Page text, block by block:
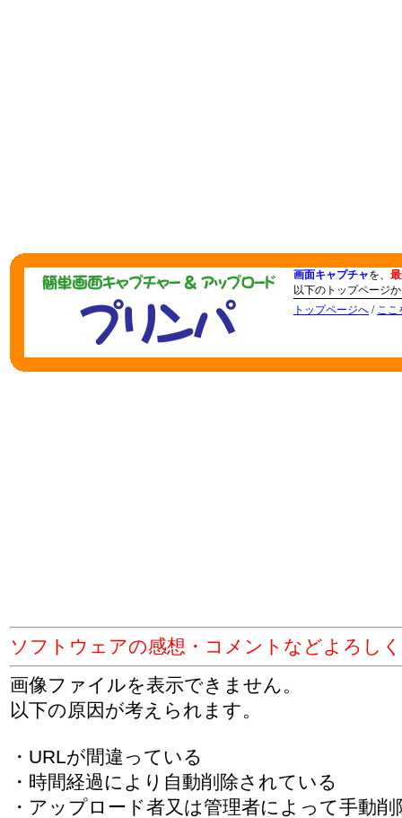
画面キャプチャを、
以下のトップページ
トップページへ / ここ
ソフトウェアの感想・コメントなどよろし
画像ファイルを表示できません。
以下の原因が考えられます。
・URLが間違っている
・時間経過により自動削除されている
・アップロード者又は管理者によって手動